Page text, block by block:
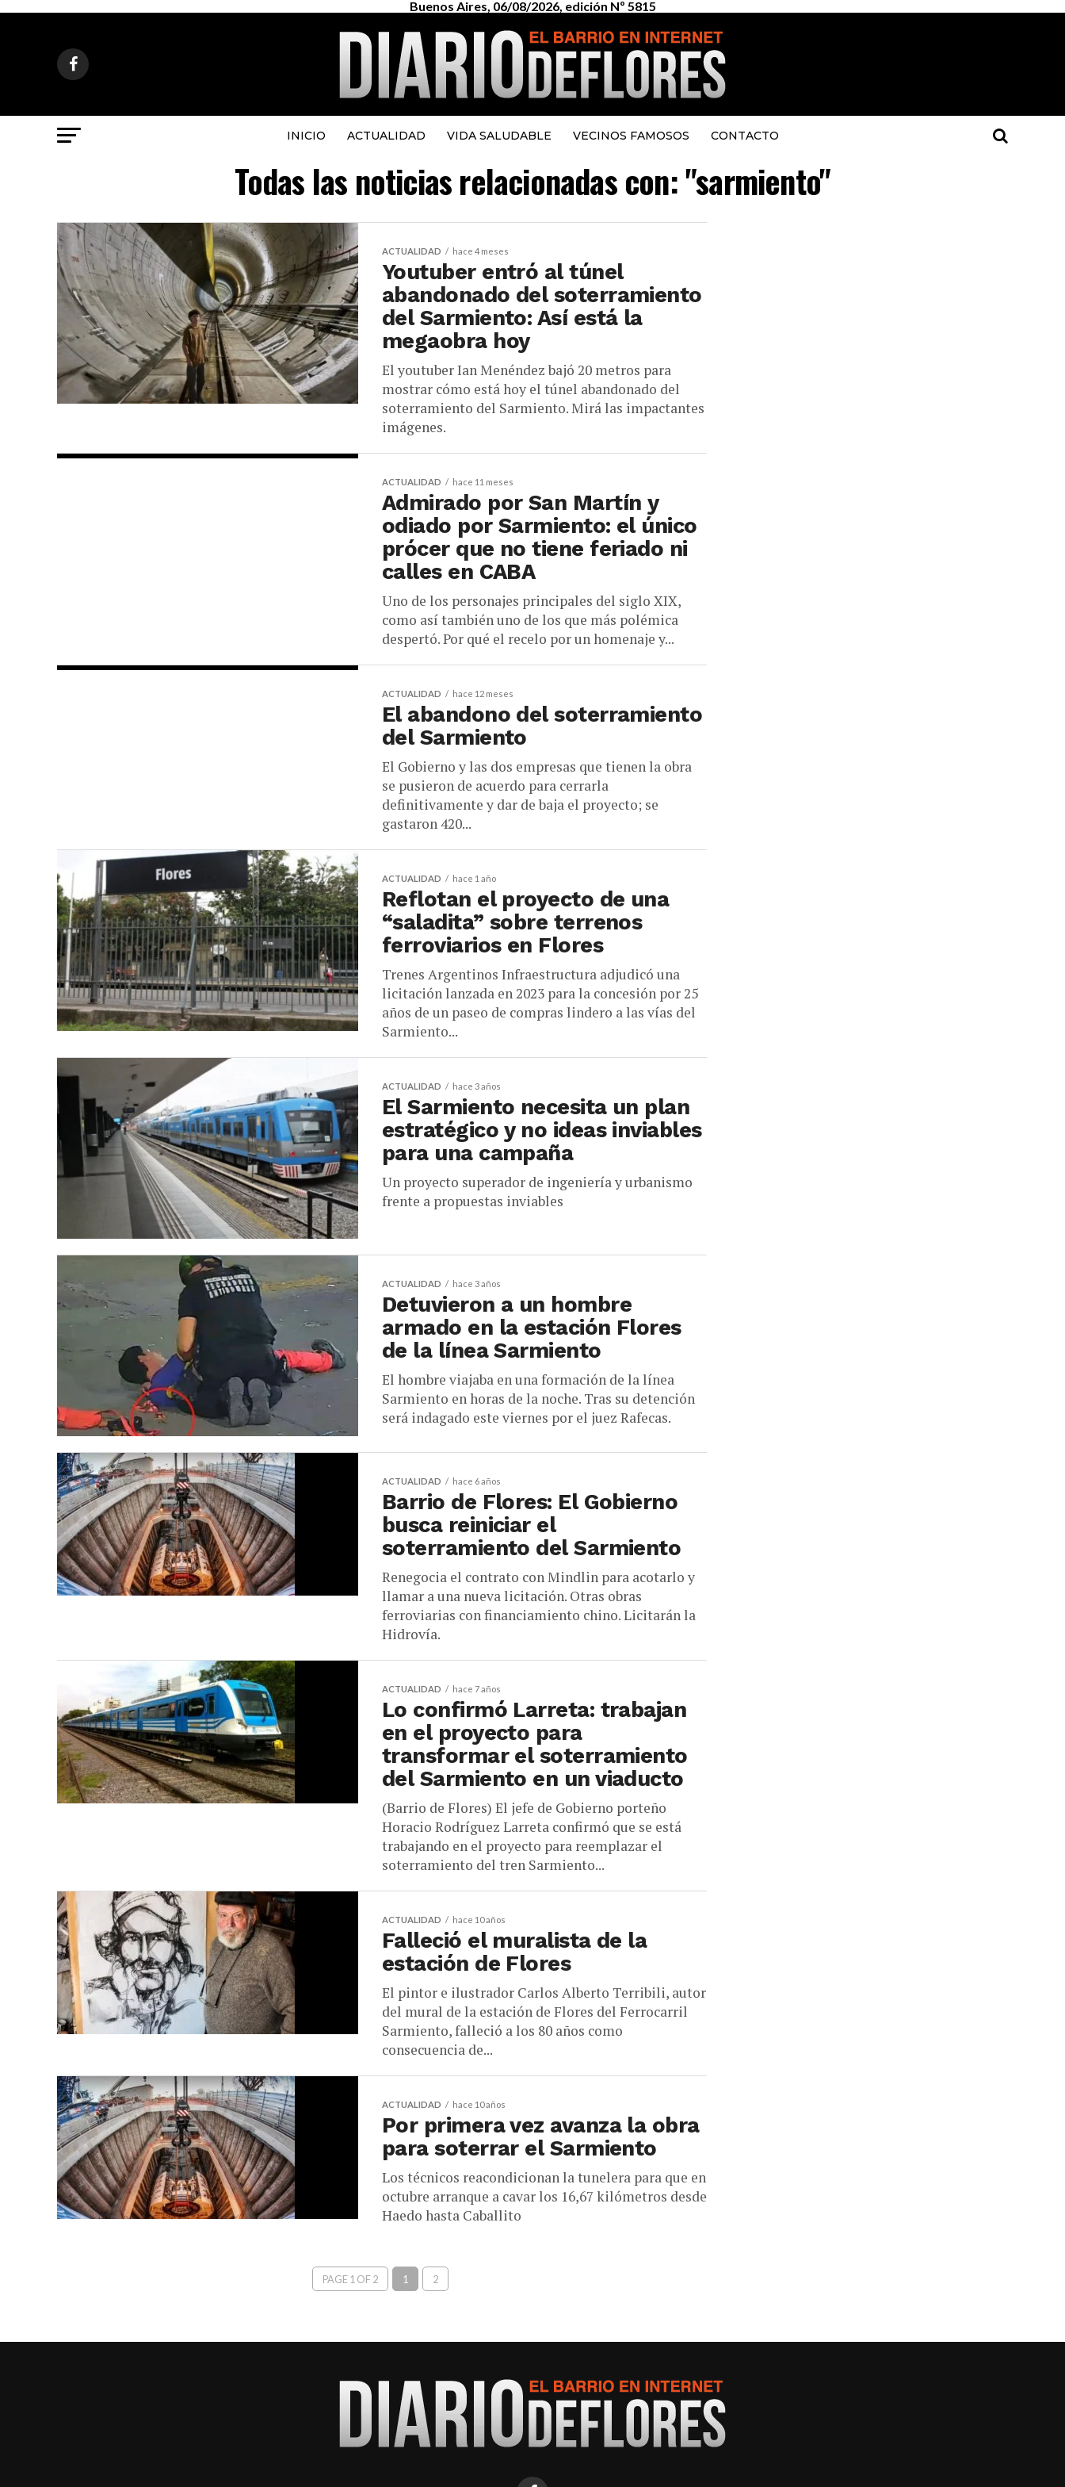
Buenos Aires, 06/08/2026, edición Nº 5815
INICIO ACTUALIDAD VIDA SALUDABLE VECINOS FAMOSOS CONTACTO
Todas las noticias relacionadas con: "sarmiento"
ACTUALIDAD hace 4 meses
Youtuber entró al túnel
abandonado del soterramiento
del Sarmiento: Así está la
megaobra hoy
El youtuber Ian Menéndez bajó 20 metros para
mostrar cómo está hoy el túnel abandonado del
soterramiento del Sarmiento. Mirá las impactantes
imágenes.
ACTUALIDAD hace 11 meses
Admirado por San Martín y
odiado por Sarmiento: el único
prócer que no tiene feriado ni
calles en CABA
Uno de los personajes principales del siglo XIX,
como así también uno de los que más polémica
despertó. Por qué el recelo por un homenaje y...
ACTUALIDAD hace 12 meses
El abandono del soterramiento
del Sarmiento
El Gobierno y las dos empresas que tienen la obra
se pusieron de acuerdo para cerrarla
definitivamente y dar de baja el proyecto; se
gastaron 420...
ACTUALIDAD hace 1 año
Reflotan el proyecto de una
“saladita” sobre terrenos
ferroviarios en Flores
Trenes Argentinos Infraestructura adjudicó una
licitación lanzada en 2023 para la concesión por 25
años de un paseo de compras lindero a las vías del
Sarmiento...
ACTUALIDAD hace 3 años
El Sarmiento necesita un plan
estratégico y no ideas inviables
para una campaña
Un proyecto superador de ingeniería y urbanismo
frente a propuestas inviables
ACTUALIDAD hace 3 años
Detuvieron a un hombre
armado en la estación Flores
de la línea Sarmiento
El hombre viajaba en una formación de la línea
Sarmiento en horas de la noche. Tras su detención
será indagado este viernes por el juez Rafecas.
ACTUALIDAD hace 6 años
Barrio de Flores: El Gobierno
busca reiniciar el
soterramiento del Sarmiento
Renegocia el contrato con Mindlin para acotarlo y
llamar a una nueva licitación. Otras obras
ferroviarias con financiamiento chino. Licitarán la
Hidrovía.
ACTUALIDAD hace 7 años
Lo confirmó Larreta: trabajan
en el proyecto para
transformar el soterramiento
del Sarmiento en un viaducto
(Barrio de Flores) El jefe de Gobierno porteño
Horacio Rodríguez Larreta confirmó que se está
trabajando en el proyecto para reemplazar el
soterramiento del tren Sarmiento...
ACTUALIDAD hace 10 años
Falleció el muralista de la
estación de Flores
El pintor e ilustrador Carlos Alberto Terribili, autor
del mural de la estación de Flores del Ferrocarril
Sarmiento, falleció a los 80 años como
consecuencia de...
ACTUALIDAD hace 10 años
Por primera vez avanza la obra
para soterrar el Sarmiento
Los técnicos reacondicionan la tunelera para que en
octubre arranque a cavar los 16,67 kilómetros desde
Haedo hasta Caballito
PAGE 1 OF 2 1 2